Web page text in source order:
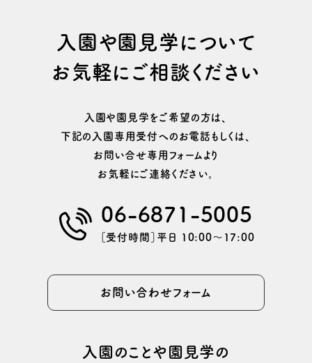
⼊園や園⾒学について
お気軽にご相談ください
⼊園や園⾒学をご希望の⽅は、
下記の⼊園専⽤受付へのお電話もしくは、
お問い合せ専用フォームより
お気軽にご連絡ください。
06-6871-5005
［受付時間］平日 10:00〜17:00
お問い合わせフォーム
⼊園のことや園⾒学の